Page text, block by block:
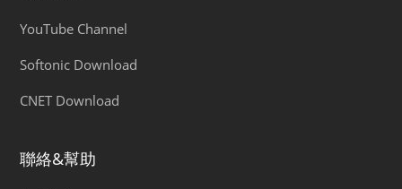
YouTube Channel
Softonic Download
CNET Download
聯絡&幫助